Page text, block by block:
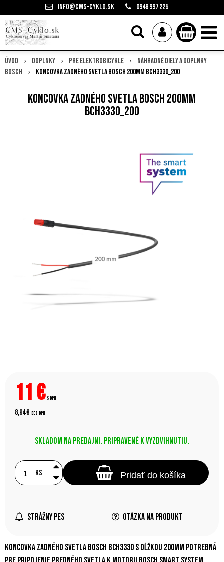
info@cms-cyklo.sk 0948 997 225
Úvod Doplnky Pre elektrobicykle
Náhradné diely a doplnky
Bosch
Koncovka zadného svetla Bosch 200mm BCH3330_200
Koncovka zadného svetla Bosch 200mm
BCH3330_200
11€ s DPH
8,94 € bez DPH
Skladom na predajni. Pripravené k vyzdvihnutiu.
ks Pridať do košíka
Strážny pes Otázka na produkt
Koncovka zadného svetla Bosch BCH3330 s dĺžkou 200mm potrebná